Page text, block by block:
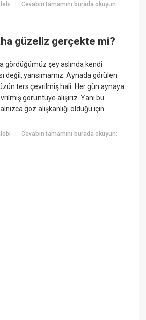
|Cevabın tamamını burada okuyun:
güzeliz gerçekte mi?
gördüğümüz şey aslında kendi
değil, yansımamız. Aynada görülen
ters çevrilmiş hali. Her gün aynaya
görüntüye alışırız. Yani bu
göz alışkanlığı olduğu için
|Cevabın tamamını burada okuyun: